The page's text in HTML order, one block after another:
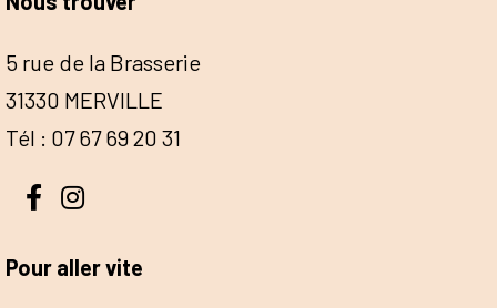
5 rue de la Brasserie
31330 MERVILLE
Tél : 07 67 69 20 31
Pour aller vite